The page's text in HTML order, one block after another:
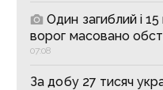
Один загиблий і
ворог масовано
07:08
За добу 27 тисяч